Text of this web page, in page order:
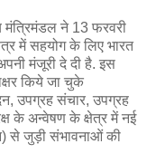
मंत्रिमंडल ने 13 फरवरी
में सहयोग के लिए भारत
मंजूरी दे दी है. इस
किये जा चुके
उपग्रह संचार, उपग्रह
के अन्‍वेषण के क्षेत्र में नई
से जुड़ी संभावनाओं की